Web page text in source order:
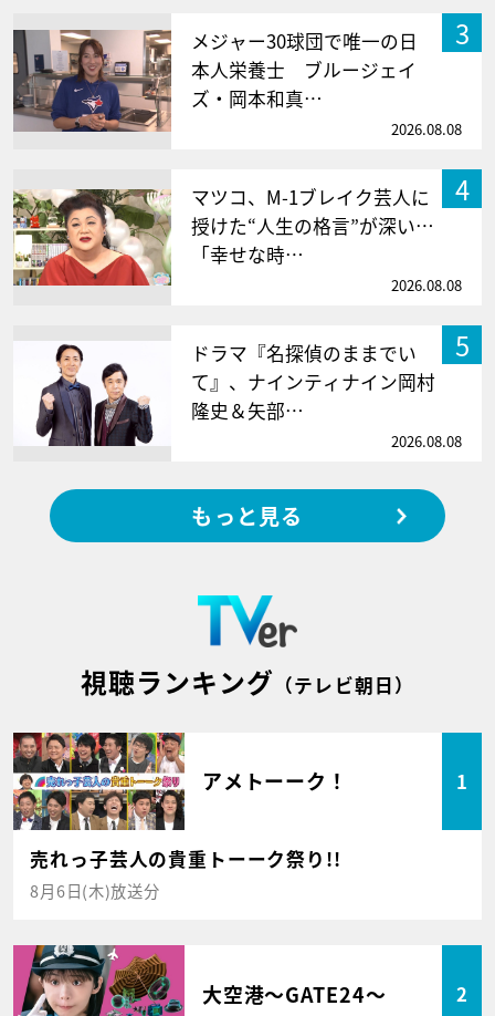
3
メジャー30球団で唯一の日
本人栄養士 ブルージェイ
ズ・岡本和真…
2026.08.08
4
マツコ、M-1ブレイク芸人に
授けた“人生の格言”が深い…
「幸せな時…
2026.08.08
5
ドラマ『名探偵のままでい
て』、ナインティナイン岡村
隆史＆矢部…
2026.08.08
もっと見る
視聴ランキング （テレビ朝日）
アメトーーク！ 1
売れっ子芸人の貴重トーーク祭り!!
8月6日(木)放送分
大空港～GATE24～ 2